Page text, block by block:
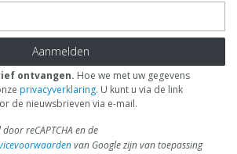
Aanmelden
ontvangen. Hoe we met uw gegevens
privacyverklaring. U kunt u via de link
de nieuwsbrieven via e-mail.
reCAPTCHA en de
van Google zijn van toepassing